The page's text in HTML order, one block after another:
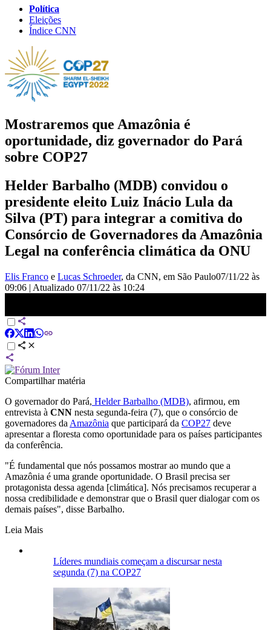
Política
Eleições
Índice CNN
Mostraremos que Amazônia é
oportunidade, diz governador do Pará
sobre COP27
Helder Barbalho (MDB) convidou o
presidente eleito Luiz Inácio Lula da
Silva (PT) para integrar a comitiva do
Consórcio de Governadores da Amazônia
Legal na conferência climática da ONU
Elis Franco e Lucas Schroeder, da CNN, em São Paulo07/11/22 às
09:06 | Atualizado 07/11/22 às 10:24
Compartilhar matéria
O governador do Pará, Helder Barbalho (MDB), afirmou, em
entrevista à CNN nesta segunda-feira (7), que o consórcio de
governadores da Amazônia que participará da COP27 deve
apresentar a floresta como oportunidade para os países participantes
da conferência.
"É fundamental que nós possamos mostrar ao mundo que a
Amazônia é uma grande oportunidade. O Brasil precisa ser
protagonista dessa agenda [climática]. Nós precisamos recuperar a
nossa credibilidade e demonstrar que o Brasil quer dialogar com os
demais países", disse Barbalho.
Leia Mais
Líderes mundiais começam a discursar nesta
segunda (7) na COP27